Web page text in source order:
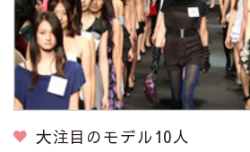
大注目のモデル10人